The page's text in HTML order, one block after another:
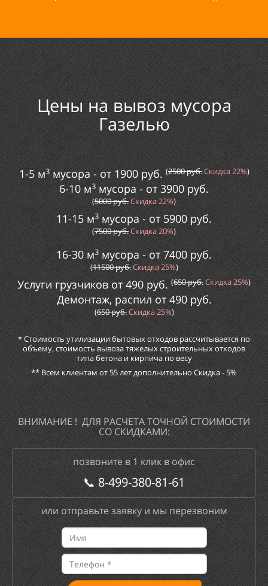
Цены на вывоз мусора
Газелью
1-5 м3 мусора- от 1900 руб.(2500руб.Скидка22%)
6-10 м3 мусора - от 3900 руб.
(5000руб.Скидка22%)
11-15 м3 мусора- от5900 руб.
(7500руб.Скидка20%)
16-30 м3 мусора- от7400 руб.
(11500руб.Скидка25%)
Услуги грузчиков от 490 руб.(650руб.Скидка25%)
Демонтаж, распил от 490 руб.
(650руб.Скидка25%)
*Стоимостьутилизации бытовых отходов рассчитывается по
объему, стоимость вывоза тяжелых строительных отходов
типа бетона и кирпича по весу
** Всем клиентам от 55 лет дополнительно Скидка-5%
ВНИМАНИЕ ! ДЛЯ РАСЧЕТА ТОЧНОЙ СТОИМОСТИ
СО СКИДКАМИ:
позвоните в 1 клик в офис
📞8-499-380-81-61
или отправьте заявку и мы перезвоним